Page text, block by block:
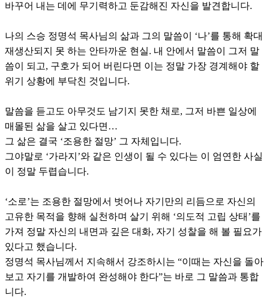
바꾸어 내는 데에 무기력하고 둔감해진 자신을 발견합니다.
나의 스승 정명석 목사님의 삶과 그의 말씀이 ‘나’를 통해 확대
재생산되지 못 하는 안타까운 현실. 내 안에서 말씀이 그저 말
씀이 되고, 구호가 되어 버린다면 이는 정말 가장 경계해야 할
위기 상황에 부닥친 것입니다.
말씀을 듣고도 아무것도 남기지 못한 채로, 그저 바쁜 일상에
매몰된 삶을 살고 있다면…
그 삶은 결국 ‘조용한 절망’ 그 자체입니다.
그야말로 ‘가라지’와 같은 인생이 될 수 있다는 이 엄연한 사실
이 정말 두렵습니다.
‘소로’는 조용한 절망에서 벗어나 자기만의 리듬으로 자신의
고유한 목적을 향해 실천하며 살기 위해 ‘의도적 고립 상태’를
가져 정말 자신의 내면과 깊은 대화, 자기 성찰을 해 볼 필요가
있다고 했습니다.
정명석 목사님께서 지속해서 강조하시는 “이때는 자신을 돌아
보고 자기를 개발하여 완성해야 한다”는 바로 그 말씀과 통합
니다.